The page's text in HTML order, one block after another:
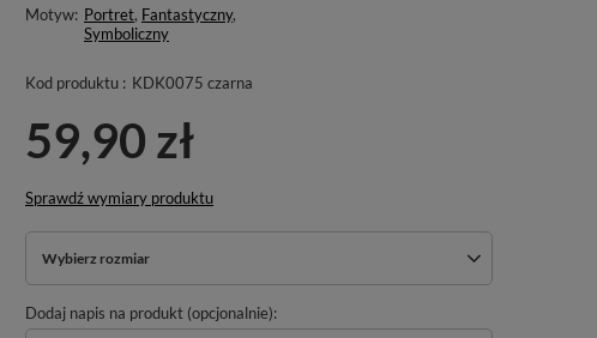
Motyw: Portret, Fantastyczny,
Symboliczny
Kod produktu : KDK0075 czarna
59,90 zł
Sprawdź wymiary produktu
Wybierz rozmiar
Dodaj napis na produkt (opcjonalnie):